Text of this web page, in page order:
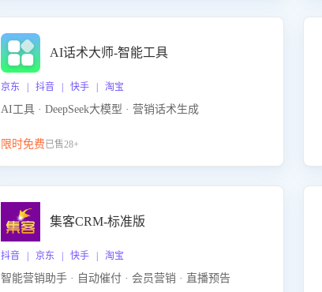
AI话术大师-智能工具
京东 | 抖音 | 快手 | 淘宝
AI工具 · DeepSeek大模型 · 营销话术生成
限时免费已售28+
集客CRM-标准版
抖音 | 京东 | 快手 | 淘宝
智能营销助手 · 自动催付 · 会员营销 · 直播预告